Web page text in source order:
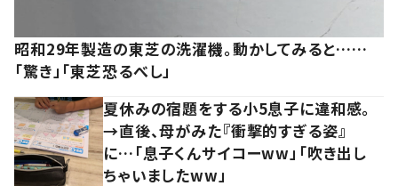
昭和29年製造の東芝の洗濯機。動かしてみると……
「驚き」「東芝恐るべし」
夏休みの宿題をする小5息子に違和感。
→直後、母がみた『衝撃的すぎる姿』
に…「息子くんサイコーww」「吹き出し
ちゃいましたww」